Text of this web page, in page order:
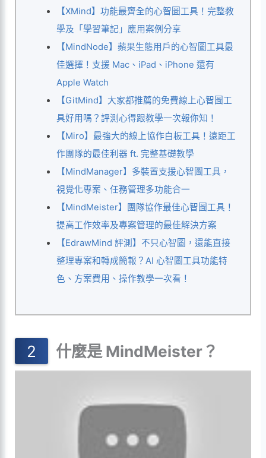
【XMind】功能最齊全的心智圖工具！完整教
學及「學習筆記」應用案例分享
【MindNode】蘋果生態用戶的心智圖工具最
佳選擇！支援 Mac、iPad、iPhone 還有
Apple Watch
【GitMind】大家都推薦的免費線上心智圖工
具好用嗎？評測心得跟教學一次報你知！
【Miro】最強大的線上協作白板工具！遠距工
作團隊的最佳利器 ft. 完整基礎教學
【MindManager】多裝置支援心智圖工具，
視覺化專案、任務管理多功能合一
【MindMeister】團隊協作最佳心智圖工具！
提高工作效率及專案管理的最佳解決方案
【EdrawMind 評測】不只心智圖，還能直接
整理專案和轉成簡報？AI 心智圖工具功能特
色、方案費用、操作教學一次看！
什麼是 MindMeister？